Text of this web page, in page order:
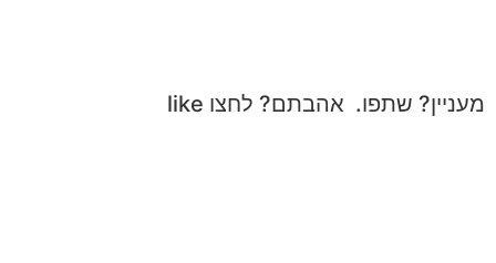
מעניין? שתפו. אהבתם? לחצו like